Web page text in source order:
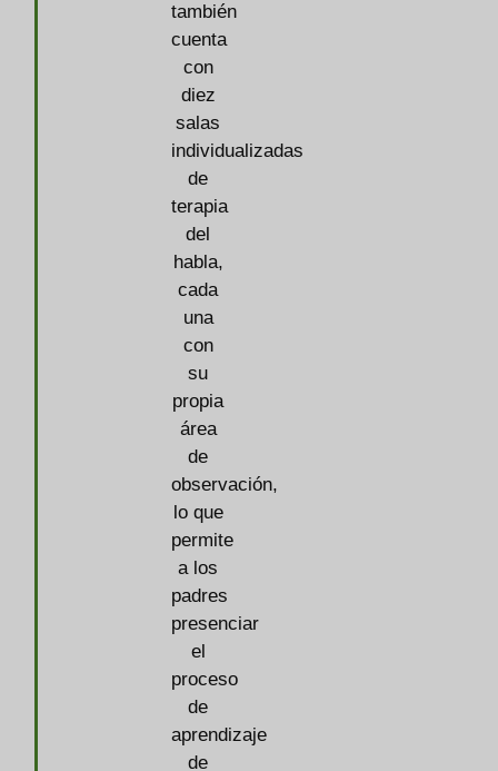
también
cuenta
con
diez
salas
individualizadas
de
terapia
del
habla,
cada
una
con
su
propia
área
de
observación,
lo que
permite
a los
padres
presenciar
el
proceso
de
aprendizaje
de